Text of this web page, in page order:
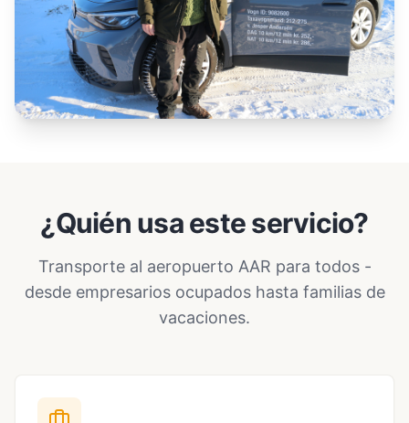
¿Quién usa este servicio?
Transporte al aeropuerto AAR para todos -
desde empresarios ocupados hasta familias de
vacaciones.